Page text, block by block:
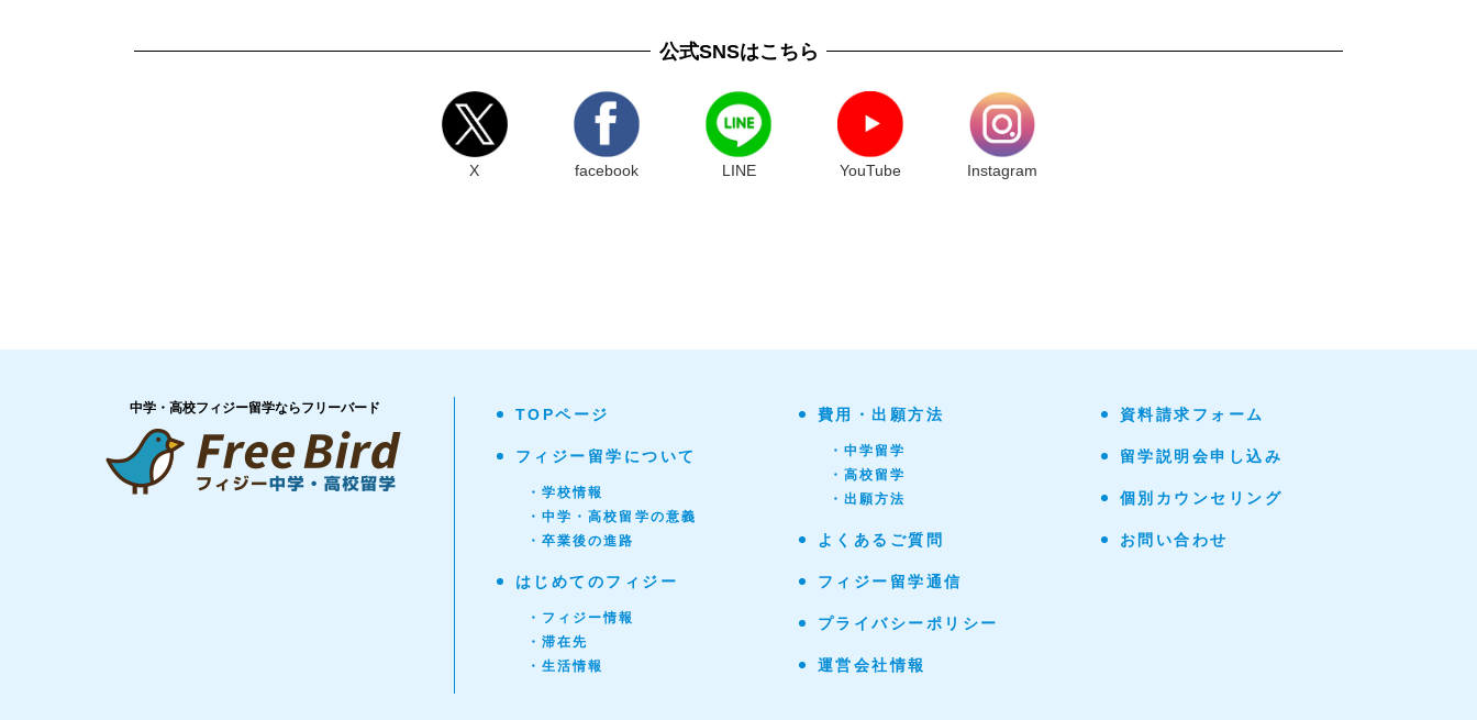
公式SNSはこちら
X facebook LINE YouTube Instagram
中学・高校フィジー留学ならフリーバード TOPページ
フィジー留学について
・学校情報
・中学・高校留学の意義
・卒業後の進路
はじめてのフィジー
・フィジー情報
・滞在先
・生活情報
費用・出願方法
・中学留学
・高校留学
・出願方法
よくあるご質問
フィジー留学通信
プライバシーポリシー
運営会社情報
資料請求フォーム
留学説明会申し込み
個別カウンセリング
お問い合わせ